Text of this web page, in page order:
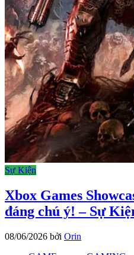
Sự Kiện
Xbox Games
đáng chú ý! – Sự
08/06/2026 bởi Orin